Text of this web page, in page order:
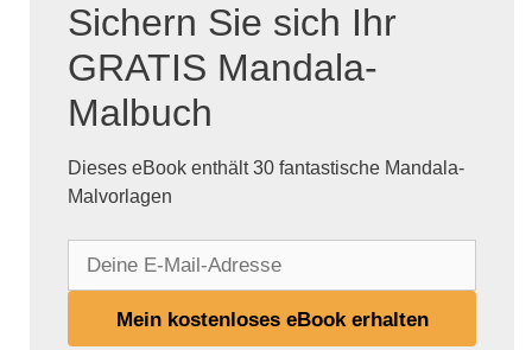
Sichern Sie sich Ihr
GRATIS Mandala-
Malbuch
Dieses eBook enthält 30 fantastische Mandala-
Malvorlagen
Mein kostenloses eBook erhalten